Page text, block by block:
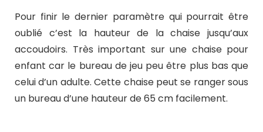
Pour finir le dernier paramètre qui pourrait être
oublié c’est la hauteur de la chaise jusqu’aux
accoudoirs. Très important sur une chaise pour
enfant car le bureau de jeu peu être plus bas que
celui d’un adulte. Cette chaise peut se ranger sous
un bureau d’une hauteur de 65 cm facilement.